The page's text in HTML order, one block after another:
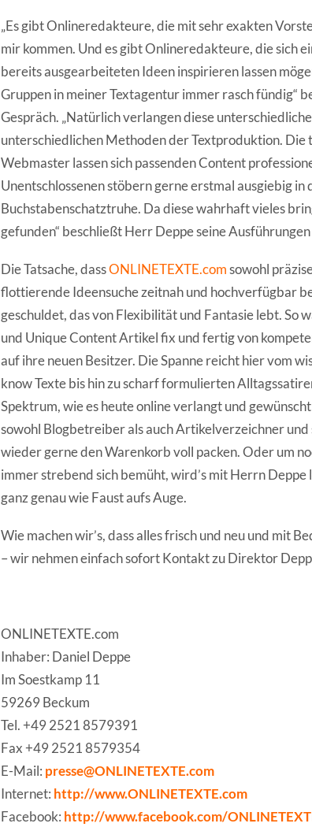
„Es gibt Onlineredakteure, die mit sehr exakten
mir kommen. Und es gibt Onlineredakteure, die sich
bereits ausgearbeiteten Ideen inspirieren lassen
Gruppen in meiner Textagentur immer rasch fündig“
Gespräch. „Natürlich verlangen diese
unterschiedlichen Methoden der Textproduktion.
Webmaster lassen sich passenden Content
Unentschlossenen stöbern gerne erstmal ausgiebig
Buchstabenschatztruhe. Da diese wahrhaft vieles
gefunden“ beschließt Herr Deppe seine
Die Tatsache, dassONLINETEXTE.comsowohl
flottierende Ideensuche zeitnah und hochverfügbar
geschuldet, das von Flexibilität und Fantasie lebt.
und Unique Content Artikel fix und fertig von
auf ihre neuen Besitzer. Die Spanne reicht hier vom
know Texte bis hin zu scharf formulierten
Spektrum, wie es heute online verlangt und
sowohl Blogbetreiber als auch Artikelverzeichner
wieder gerne den Warenkorb voll packen. Oder um
immer strebend sich bemüht, wird’s mit Herrn Deppe
ganz genau wie Faust aufs Auge.
Wie machen wir’s, dass alles frisch und neu und mit
– wir nehmen einfach sofort Kontakt zu Direktor
ONLINETEXTE.com
Inhaber: Daniel Deppe
Im Soestkamp 11
59269 Beckum
Tel. +49 2521 8579391
Fax +49 2521 8579354
E-Mail: presse@ONLINETEXTE.com
Internet: http://www.ONLINETEXTE.com
Facebook: http://www.facebook.com/